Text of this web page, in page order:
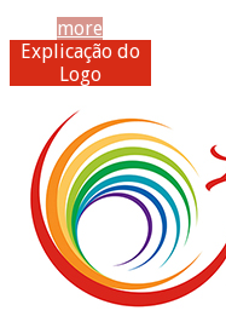
more
Explicação do
Logo